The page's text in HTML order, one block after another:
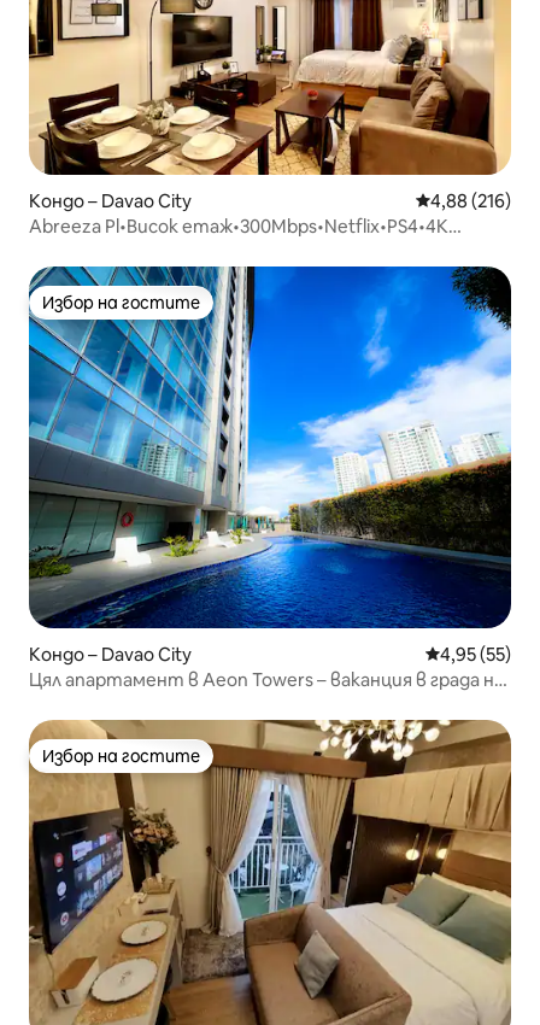
Кондо – Davao City Средна
4,88 (216)
Abreeza Pl•Висок етаж•300Mbps•Netflix•PS4•4K
Избор на гостите
Избор на гостите
Кондо – Davao City Средна
4,95 (55)
Цял апартамент в Aeon Towers – ваканция в града на
Избор на гостите
Избор на гостите